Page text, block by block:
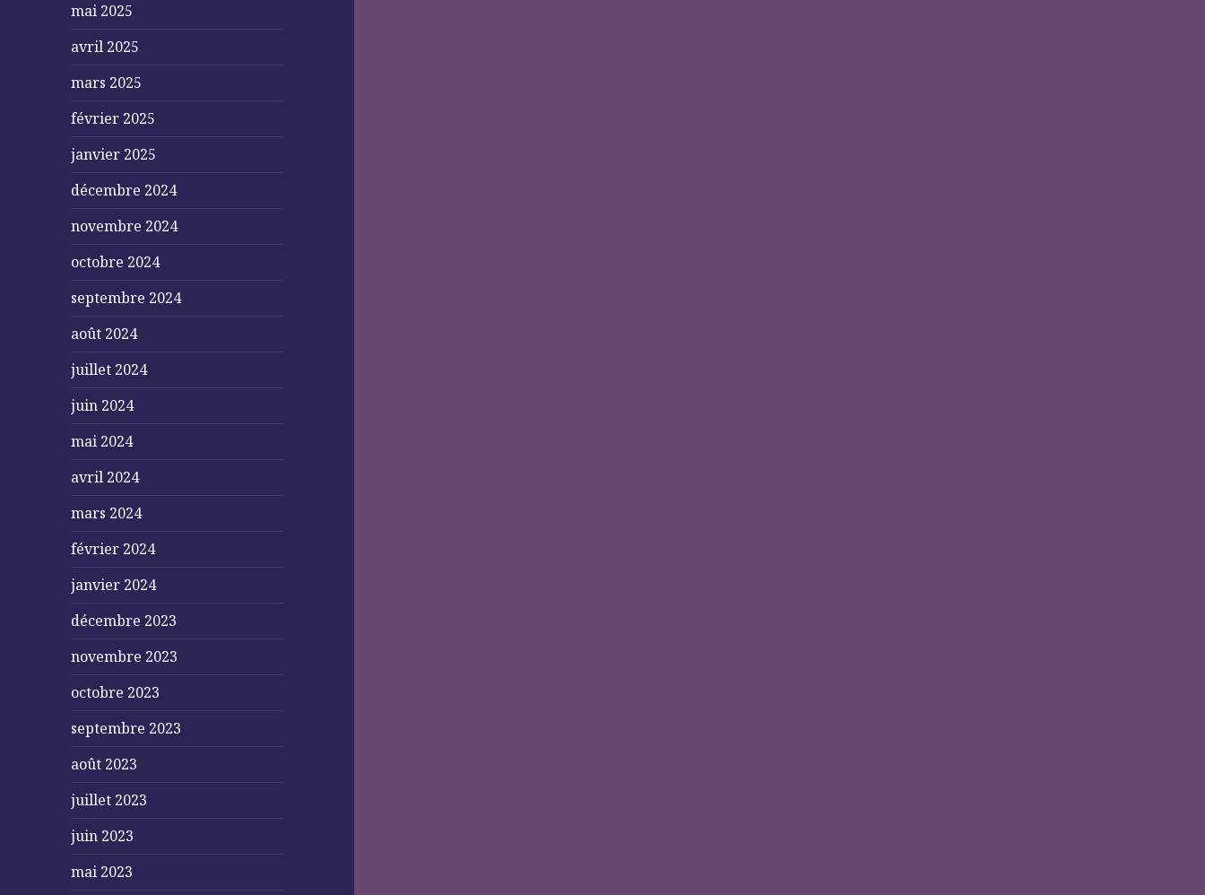
mai 2025
avril 2025
mars 2025
février 2025
janvier 2025
décembre 2024
novembre 2024
octobre 2024
septembre 2024
août 2024
juillet 2024
juin 2024
mai 2024
avril 2024
mars 2024
février 2024
janvier 2024
décembre 2023
novembre 2023
octobre 2023
septembre 2023
août 2023
juillet 2023
juin 2023
mai 2023